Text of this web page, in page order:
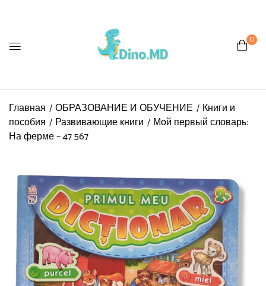
0
Главная ОБРАЗОВАНИЕ И ОБУЧЕНИЕ
Книги и
пособия
Развивающие книги
Мой первый словарь:
На ферме – 47 567